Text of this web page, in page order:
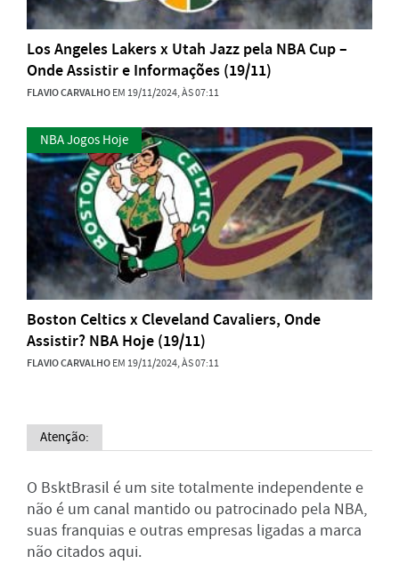
Los Angeles Lakers x Utah Jazz pela NBA Cup –
Onde Assistir e Informações (19/11)
FLAVIO CARVALHOEM 19/11/2024, ÀS 07:11
NBA Jogos Hoje
Boston Celtics x Cleveland Cavaliers, Onde
Assistir? NBA Hoje (19/11)
FLAVIO CARVALHOEM 19/11/2024, ÀS 07:11
Atenção:
O BsktBrasil é um site totalmente independente e
não é um canal mantido ou patrocinado pela NBA,
suas franquias e outras empresas ligadas a marca
não citados aqui.